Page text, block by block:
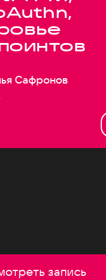
Сафронов
запись